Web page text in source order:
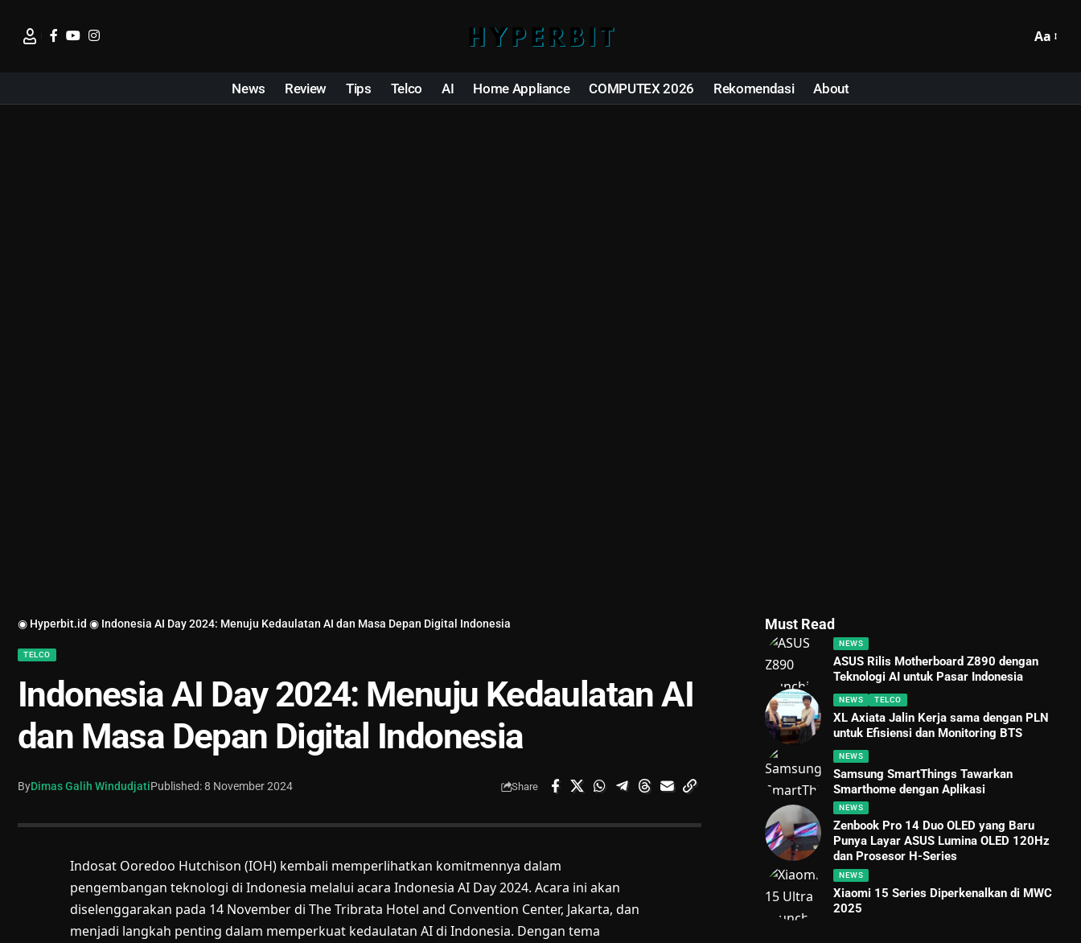
Aa
News Review Tips Telco AI Home Appliance COMPUTEX 2026 Rekomendasi About
◉ Hyperbit.id ◉ Indonesia AI Day 2024: Menuju Kedaulatan AI dan Masa Depan Digital Indonesia
TELCO
Indonesia AI Day 2024: Menuju Kedaulatan AI
dan Masa Depan Digital Indonesia
ByDimas Galih WindudjatiPublished: 8 November 2024 Share
Indosat Ooredoo Hutchison (IOH) kembali memperlihatkan komitmennya dalam
pengembangan teknologi di Indonesia melalui acara Indonesia AI Day 2024. Acara ini akan
diselenggarakan pada 14 November di The Tribrata Hotel and Convention Center, Jakarta, dan
menjadi langkah penting dalam memperkuat kedaulatan AI di Indonesia. Dengan tema
Must Read
NEWS
ASUS Rilis Motherboard Z890 dengan
Teknologi AI untuk Pasar Indonesia
NEWS TELCO
XL Axiata Jalin Kerja sama dengan PLN
untuk Efisiensi dan Monitoring BTS
NEWS
Samsung SmartThings Tawarkan
Smarthome dengan Aplikasi
NEWS
Zenbook Pro 14 Duo OLED yang Baru
Punya Layar ASUS Lumina OLED 120Hz
dan Prosesor H-Series
NEWS
Xiaomi 15 Series Diperkenalkan di MWC
2025